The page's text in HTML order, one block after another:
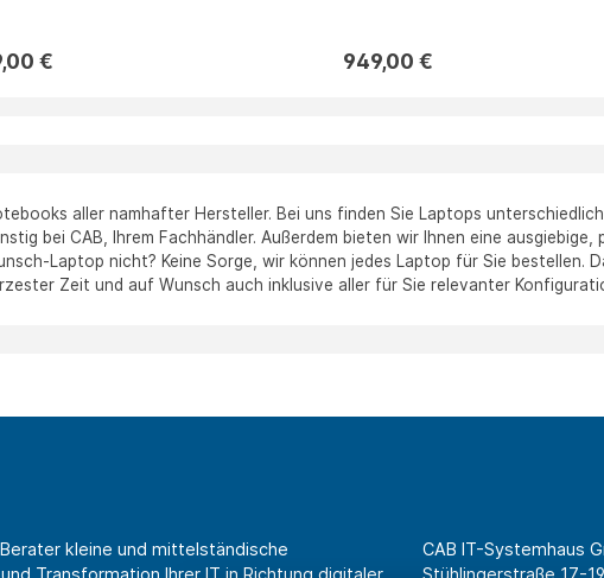
€ 949,00 €
aller namhafter Hersteller. Bei uns finden Sie Laptops
bei CAB, Ihrem Fachhändler. Außerdem bieten wir Ihnen eine
Laptop nicht? Keine Sorge, wir können jedes Laptop für Sie bestellen.
Zeit und auf Wunsch auch inklusive aller für Sie relevanter
kleine und mittelständische
CAB IT-Systemhaus